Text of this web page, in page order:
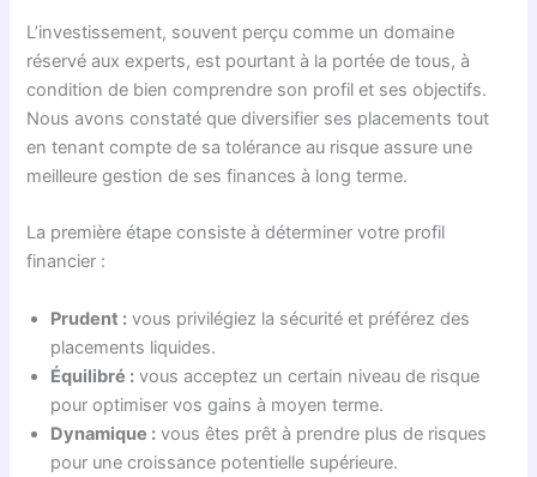
L’investissement, souvent perçu comme un domaine
réservé aux experts, est pourtant à la portée de tous, à
condition de bien comprendre son profil et ses objectifs.
Nous avons constaté que diversifier ses placements tout
en tenant compte de sa tolérance au risque assure une
meilleure gestion de ses finances à long terme.
La première étape consiste à déterminer votre profil
financier :
Prudent : vous privilégiez la sécurité et préférez des
placements liquides.
Équilibré : vous acceptez un certain niveau de risque
pour optimiser vos gains à moyen terme.
Dynamique : vous êtes prêt à prendre plus de risques
pour une croissance potentielle supérieure.